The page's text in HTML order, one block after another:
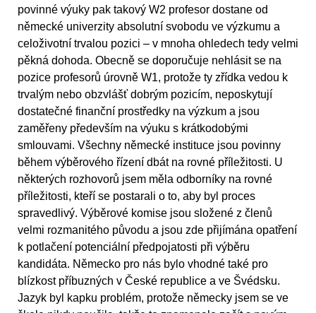
povinné výuky pak takový W2 profesor dostane od
německé univerzity absolutní svobodu ve výzkumu a
celoživotní trvalou pozici – v mnoha ohledech tedy velmi
pěkná dohoda. Obecně se doporučuje nehlásit se na
pozice profesorů úrovně W1, protože ty zřídka vedou k
trvalým nebo obzvlášť dobrým pozicím, neposkytují
dostatečné finanční prostředky na výzkum a jsou
zaměřeny především na výuku s krátkodobými
smlouvami. Všechny německé instituce jsou povinny
během výběrového řízení dbát na rovné příležitosti. U
některých rozhovorů jsem měla odborníky na rovné
příležitosti, kteří se postarali o to, aby byl proces
spravedlivý. Výběrové komise jsou složené z členů
velmi rozmanitého původu a jsou zde přijímána opatření
k potlačení potenciální předpojatosti při výběru
kandidáta. Německo pro nás bylo vhodné také pro
blízkost příbuzných v České republice a ve Švédsku.
Jazyk byl kapku problém, protože německy jsem se ve